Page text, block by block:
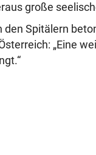
große
Spitälern
„Eine